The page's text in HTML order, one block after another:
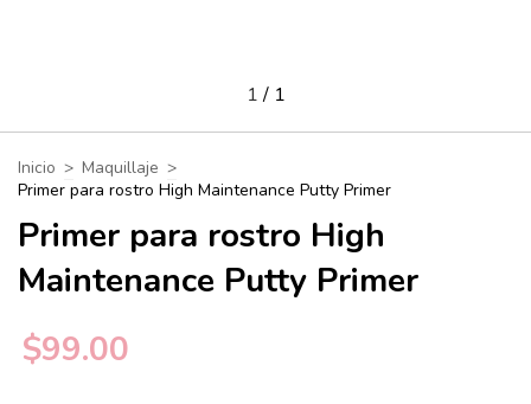
1/ 1
Inicio > Maquillaje >
Primer para rostro High Maintenance Putty Primer
Primer para rostro High
Maintenance Putty Primer
$99.00